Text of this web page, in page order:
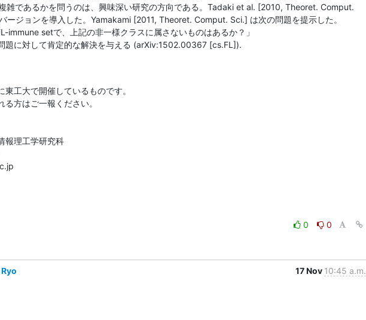
雑であるかを問うのは、興味深い研究の方向である。Tadaki et al. [2010, Theoret. Comput.
ージョンを導入した。Yamakami [2011, Theoret. Comput. Sci.] は次の問題を提示した。
immune setで、上記の非一様クラスに属さないものはあるか？」
題に対して肯定的な解決を与える (arXiv:1502.00367 [cs.FL]).
工大で開催しているものです。
方はご一報ください。
報理工学研究科
0
0
17 Nov 10:45 a.m.